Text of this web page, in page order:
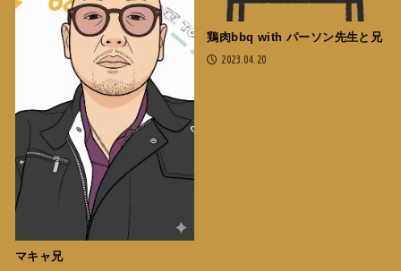
マキャ兄
鶏肉bbq with パーソン先生と兄
2023.04.20